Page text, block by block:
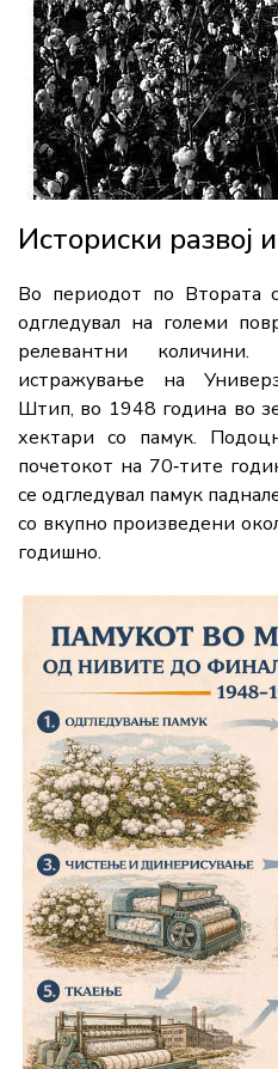
Историски развој
Во периодот по Втората
одгледувал на големи
релевантни
истражување на
Штип, во 1948 година во
хектари со памук.
почетокот на 70‑тите
се одгледувал памук
со вкупно произведени
годишно.